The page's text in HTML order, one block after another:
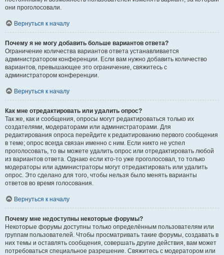
они проголосовали.
Вернуться к началу
Почему я не могу добавить больше вариантов ответа?
Ограничение количества вариантов ответа устанавливается
администратором конференции. Если вам нужно добавить количество
вариантов, превышающее это ограничение, свяжитесь с
администратором конференции.
Вернуться к началу
Как мне отредактировать или удалить опрос?
Так же, как и сообщения, опросы могут редактироваться только их
создателями, модераторами или администраторами. Для
редактирования опроса перейдите к редактированию первого сообщения
в теме; опрос всегда связан именно с ним. Если никто не успел
проголосовать, то вы можете удалить опрос или отредактировать любой
из вариантов ответа. Однако если кто-то уже проголосовал, то только
модераторы или администраторы могут отредактировать или удалить
опрос. Это сделано для того, чтобы нельзя было менять варианты
ответов во время голосования.
Вернуться к началу
Почему мне недоступны некоторые форумы?
Некоторые форумы доступны только определённым пользователям или
группам пользователей. Чтобы просматривать такие форумы, создавать в
них темы и оставлять сообщения, совершать другие действия, вам может
потребоваться специальное разрешение. Свяжитесь с модератором или